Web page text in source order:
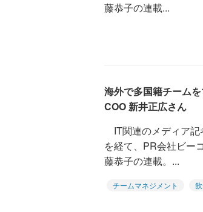
藤恭子の連載...
海外で多国籍チーム
COO 新井正広さん
IT関連のメディア記
を経て、PR会社ビー
藤恭子の連載。...
チームマネジメント